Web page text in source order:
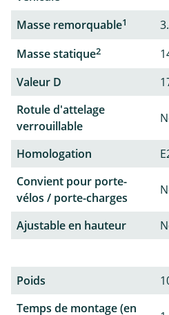
Masse remorquable1
Masse statique2
Valeur D
Rotule d'attelage
verrouillable
Homologation
Convient pour porte-
vélos / porte-charges
Ajustable en hauteur
Poids
Temps de montage (en